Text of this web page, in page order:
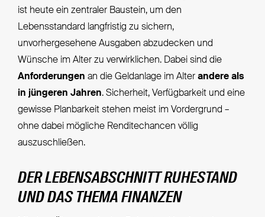
ist heute ein zentraler Baustein, um den
Lebensstandard langfristig zu sichern,
unvorhergesehene Ausgaben abzudecken und
Wünsche im Alter zu verwirklichen. Dabei sind die
Anforderungen an die Geldanlage im Alter andere als
in jüngeren Jahren. Sicherheit, Verfügbarkeit und eine
gewisse Planbarkeit stehen meist im Vordergrund –
ohne dabei mögliche Renditechancen völlig
auszuschließen.
DER LEBENSABSCHNITT RUHESTAND
UND DAS THEMA FINANZEN